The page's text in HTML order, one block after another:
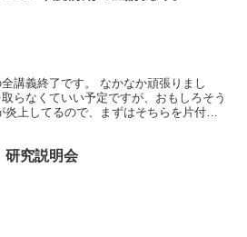
講義終了です。 なかなか頑張りまし
らなくていい予定ですが、おもしろそう
上してるので、まずはそちらを片付け
研究説明会